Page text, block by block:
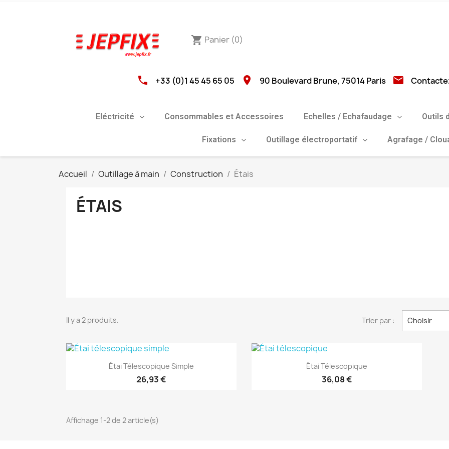
shopping_cart Panier (0)
phone +33 (0)1 45 45 65 05 location_on 90 Boulevard Brune, 75014 Paris email
Eléctricité Consommables et Accessoires Echelles / Echafaudage Outils
Fixations Outillage électroportatif Agrafage /
Accueil Outillage à main Construction Étais
ÉTAIS
Il y a 2 produits. Trier par : Choisir
Aperçu rapide
Étai Télescopique Simple
26,93 €
Aperçu rapide
Étai Télescopique
36,08 €
Affichage 1-2 de 2 article(s)